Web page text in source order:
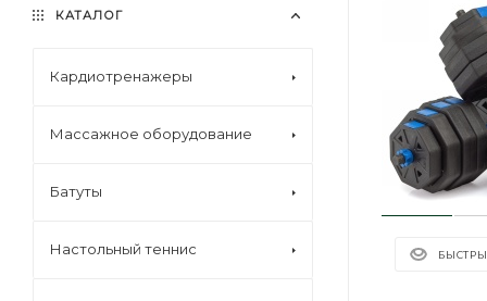
КАТАЛОГ
Кардиотренажеры
Массажное оборудование
Батуты
Настольный теннис